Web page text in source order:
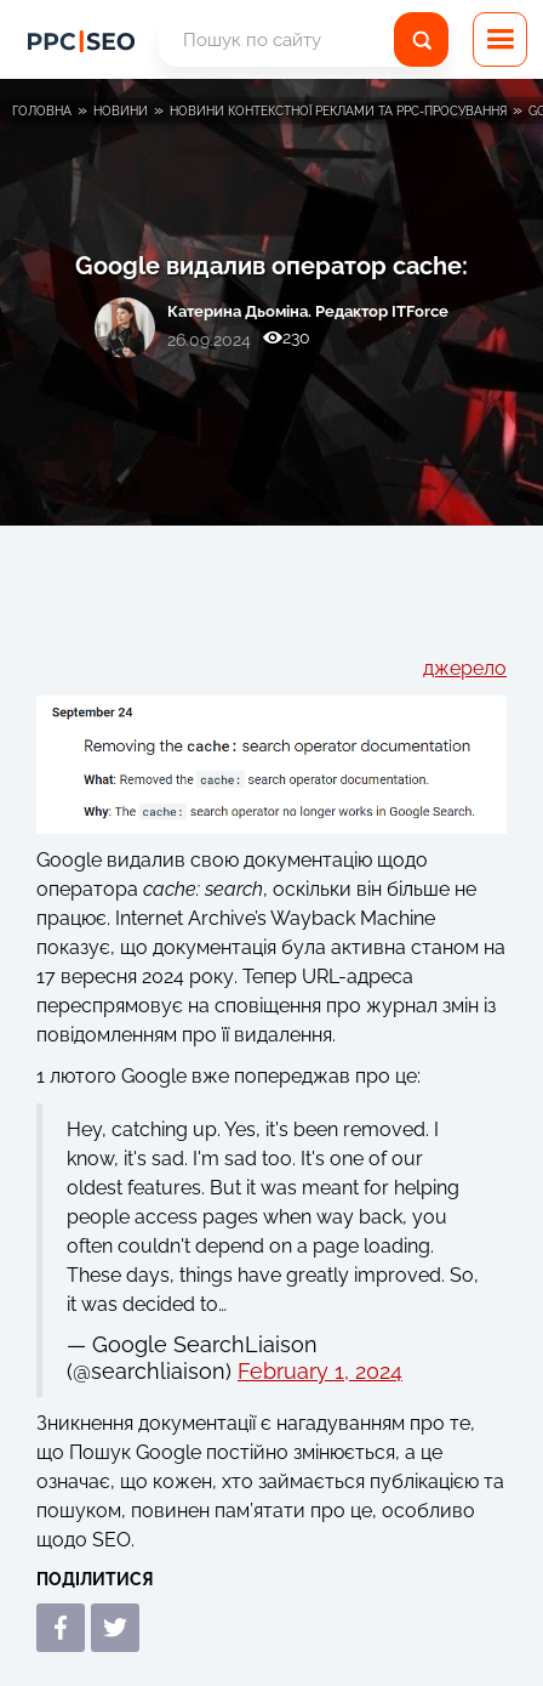
ГОЛОВНА » НОВИНИ » НОВИНИ КОНТЕКСТНОЇ РЕКЛАМИ ТА PPC-ПРОСУВАННЯ »
Google видалив оператор cache:
Катерина Дьоміна. Редактор ITForce
26.09.2024 230
джерело
Google видалив свою документацію щодо
оператора cache: search, оскільки він більше не
працює. Internet Archive’s Wayback Machine
показує, що документація була активна станом на
17 вересня 2024 року. Тепер URL-адреса
переспрямовує на сповіщення про журнал змін із
повідомленням про її видалення.
1 лютого Google вже попереджав про це:
Hey, catching up. Yes, it's been removed. I
know, it's sad. I'm sad too. It's one of our
oldest features. But it was meant for helping
people access pages when way back, you
often couldn't depend on a page loading.
These days, things have greatly improved. So,
it was decided to…
— Google SearchLiaison
(@searchliaison) February 1, 2024
Зникнення документації є нагадуванням про те,
що Пошук Google постійно змінюється, а це
означає, що кожен, хто займається публікацією та
пошуком, повинен пам’ятати про це, особливо
щодо SEO.
ПОДІЛИТИСЯ